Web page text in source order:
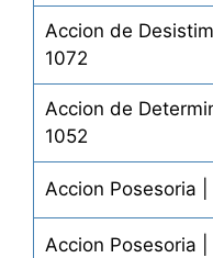
Accion de
1072
Accion de
1052
Accion Posesoria
Accion Posesoria